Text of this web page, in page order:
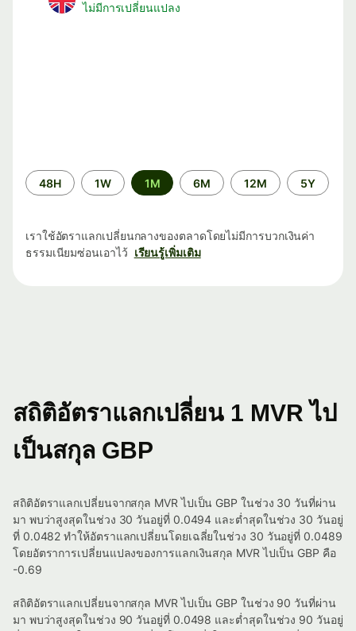
ไม่มีการเปลี่ยนแปลง
ระยะ
เวลา
48H 1W 1M 6M 12M 5Y
เราใช้อัตราแลกเปลี่ยนกลางของตลาดโดยไม่มีการบวกเงินค่า
ธรรมเนียมซ่อนเอาไว้ เรียนรู้เพิ่มเติม
สถิติอัตราแลกเปลี่ยน 1 MVR ไป
เป็นสกุล GBP
สถิติอัตราแลกเปลี่ยนจากสกุล MVR ไปเป็น GBP ในช่วง 30 วันที่ผ่าน
มา พบว่าสูงสุดในช่วง 30 วันอยู่ที่ 0.0494 และต่ำสุดในช่วง 30 วันอยู่
ที่ 0.0482 ทำให้อัตราแลกเปลี่ยนโดยเฉลี่ยในช่วง 30 วันอยู่ที่ 0.0489
โดยอัตราการเปลี่ยนแปลงของการแลกเงินสกุล MVR ไปเป็น GBP คือ
-0.69
สถิติอัตราแลกเปลี่ยนจากสกุล MVR ไปเป็น GBP ในช่วง 90 วันที่ผ่าน
มา พบว่าสูงสุดในช่วง 90 วันอยู่ที่ 0.0498 และต่ำสุดในช่วง 90 วันอยู่